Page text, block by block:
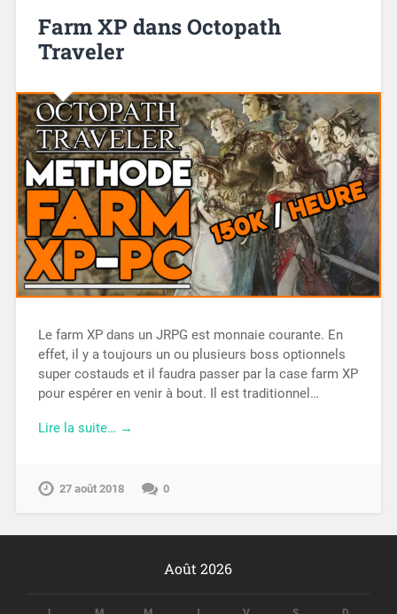
Farm XP dans Octopath
Traveler
Le farm XP dans un JRPG est monnaie courante. En
effet, il y a toujours un ou plusieurs boss optionnels
super costauds et il faudra passer par la case farm XP
pour espérer en venir à bout. Il est traditionnel…
Lire la suite… →
27 août 2018 0
Août 2026